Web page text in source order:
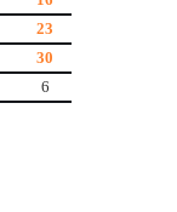
23
30
6